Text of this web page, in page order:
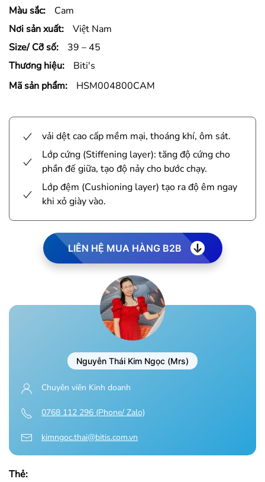
Màu sắc:
Cam
Nơi sản xuất:
Việt Nam
Size/ Cỡ số:
39 – 45
Thương hiệu:
Biti's
Mã sản phẩm:
HSM004800CAM
vải dệt cao cấp mềm mại, thoáng khí, ôm sát.
Lớp cứng (Stiffening layer): tăng độ cứng cho
phần đế giữa, tạo độ nảy cho bước chạy.
Lớp đệm (Cushioning layer) tạo ra độ êm ngay
khi xỏ giày vào.
LIÊN HỆ MUA HÀNG B2B
Nguyễn Thái Kim Ngọc (Mrs)
Chuyên viên Kinh doanh
0768 112 296 (Phone/ Zalo)
kimngoc.thai@bitis.com.vn
Thẻ: